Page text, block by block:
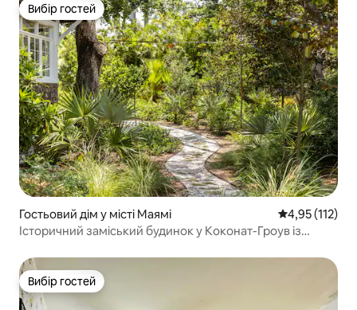
Вибір гостей
Вибір гостей
Гостьовий дім у місті Маямі Середня
4,95 (112)
Історичний заміський будинок у Коконат-Гроув із
Вибір гостей
Вибір гостей